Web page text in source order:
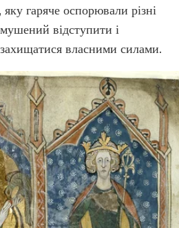
гаряче оспорювали різні
відступити і
власними силами.